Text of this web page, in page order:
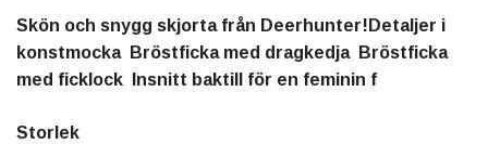
Skön och snygg skjorta från Deerhunter!Detaljer i
konstmocka Bröstficka med dragkedja Bröstficka
med ficklock Insnitt baktill för en feminin f
Storlek